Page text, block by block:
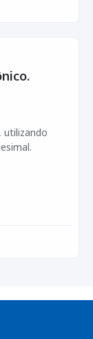
utilizando